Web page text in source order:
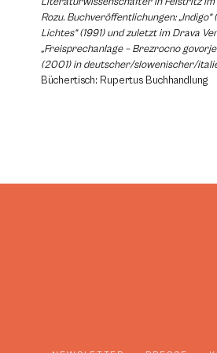
Rozu. Buchveröffentlichungen: „Indigo“
Lichtes“ (1991) und zuletzt im Drava
„Freisprechanlage – Brezrocno
(2001) in deutscher/slowenischer/
Büchertisch: Rupertus Buchhandlung